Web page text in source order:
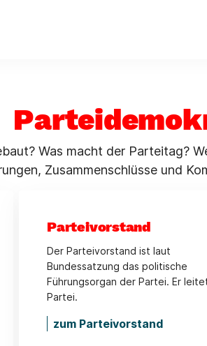
Was macht der Parteitag?
Zusammenschlüsse und
Parteivorstand
Der Parteivorstand ist laut
Bundessatzung das politische
Führungsorgan der Partei. Er
Partei.
zum Parteivorstand